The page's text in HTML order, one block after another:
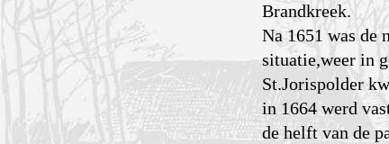
Brandkreek.
Na 1651 was de
situatie,weer in
St.Jorispolder
in 1664 werd
de helft van de